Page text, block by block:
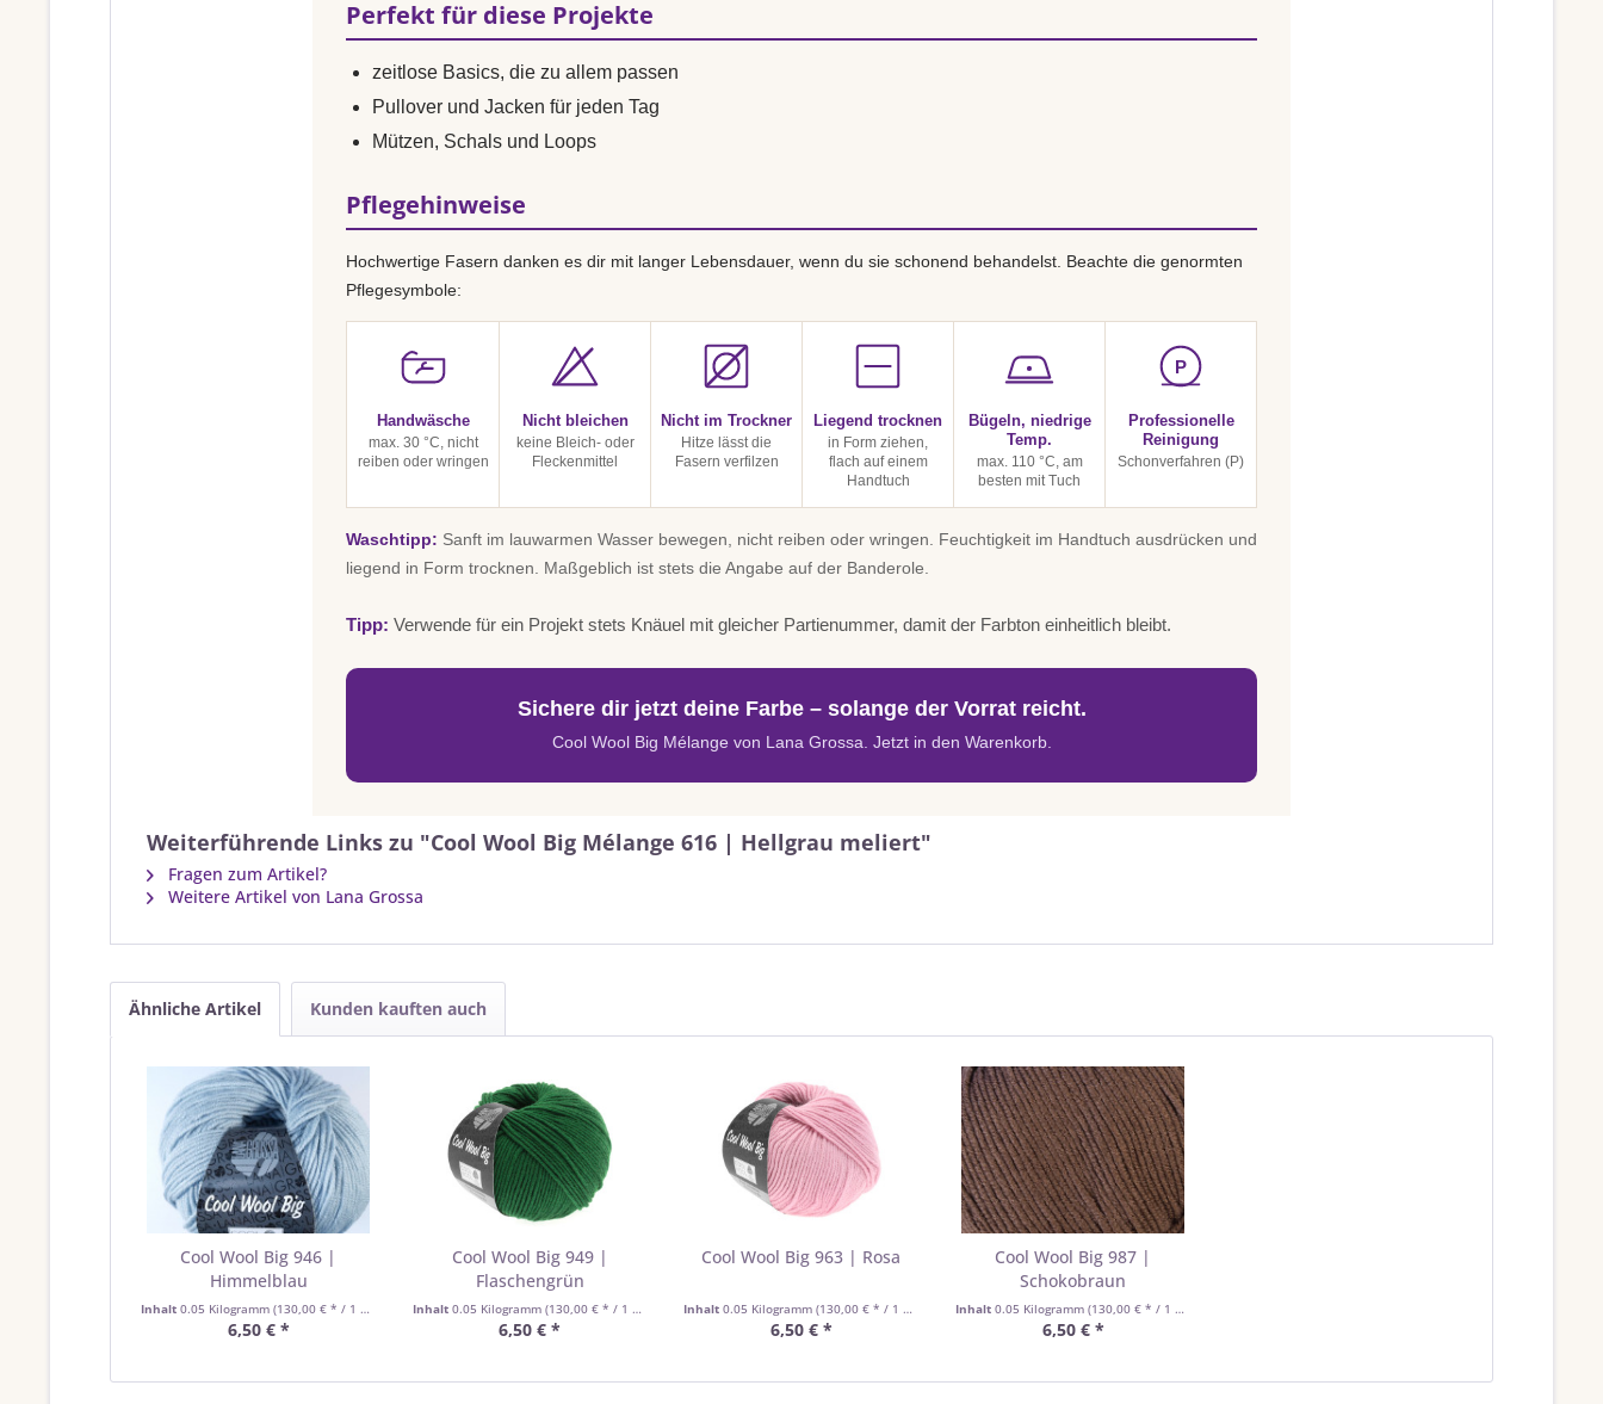
Perfekt für diese Projekte
zeitlose Basics, die zu allem passen
Pullover und Jacken für jeden Tag
Mützen, Schals und Loops
Pflegehinweise
Hochwertige Fasern danken es dir mit langer Lebensdauer, wenn du sie schonend behandelst. Beachte die genormten
Pflegesymbole:
Handwäsche
max. 30 °C, nicht
reiben oder wringen
Nicht bleichen
keine Bleich- oder
Fleckenmittel
Nicht im Trockner
Hitze lässt die
Fasern verfilzen
Liegend trocknen
in Form ziehen,
flach auf einem
Handtuch
Bügeln, niedrige
Temp.
max. 110 °C, am
besten mit Tuch
P
Professionelle
Reinigung
Schonverfahren (P)
Waschtipp: Sanft im lauwarmen Wasser bewegen, nicht reiben oder wringen. Feuchtigkeit im Handtuch ausdrücken und
liegend in Form trocknen. Maßgeblich ist stets die Angabe auf der Banderole.
Tipp: Verwende für ein Projekt stets Knäuel mit gleicher Partienummer, damit der Farbton einheitlich bleibt.
Sichere dir jetzt deine Farbe – solange der Vorrat reicht.
Cool Wool Big Mélange von Lana Grossa. Jetzt in den Warenkorb.
Weiterführende Links zu "Cool Wool Big Mélange 616 | Hellgrau meliert"
Fragen zum Artikel?
Weitere Artikel von Lana Grossa
Ähnliche Artikel Kunden kauften auch
Cool Wool Big 946 |
Himmelblau
Inhalt 0.05 Kilogramm (130,00 € * / 1 Kilogramm)
6,50 € *
Cool Wool Big 949 |
Flaschengrün
Inhalt 0.05 Kilogramm (130,00 € * / 1 Kilogramm)
6,50 € *
Cool Wool Big 963 | Rosa
Inhalt0.05 Kilogramm(130,00 € * / 1 Kilogramm)
6,50 € *
Cool Wool Big 987 |
Schokobraun
Inhalt 0.05 Kilogramm (130,00 € * / 1 Kilogramm)
6,50 € *